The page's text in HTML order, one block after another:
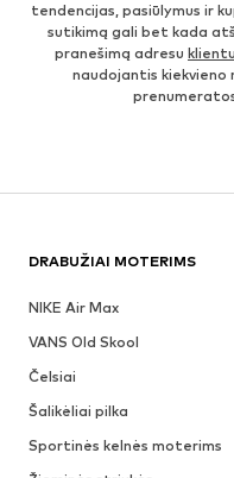
tendencijas, pasiūlymus ir
sutikimą gali bet kada
pranešimą adresu
naudojantis kiekvieno
DRABUŽIAI MOTERIMS
NIKE Air Max
VANS Old Skool
Čelsiai
Šalikėliai pilka
Sportinės kelnės moterims